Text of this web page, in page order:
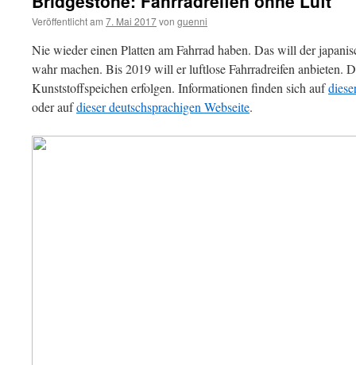
Veröffentlicht am 7. Mai 2017von guenni
Nie wieder einen Platten am Fahrrad haben. Das will der
wahr machen. Bis 2019 will er luftlose Fahrradreifen anbieten.
Kunststoffspeichen erfolgen. Informationen finden sich auf
oder aufdieser deutschsprachigen Webseite.